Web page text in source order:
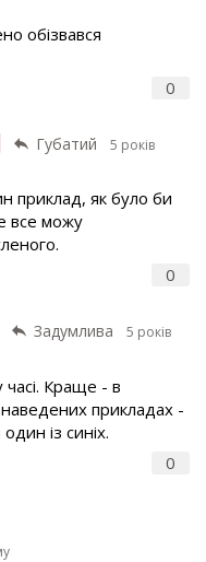
0
обізвався
Губатий
5 років
0
приклад, як було би
все можу
Задумлива
5 років
0
Краще - в
прикладах -
із синіх.